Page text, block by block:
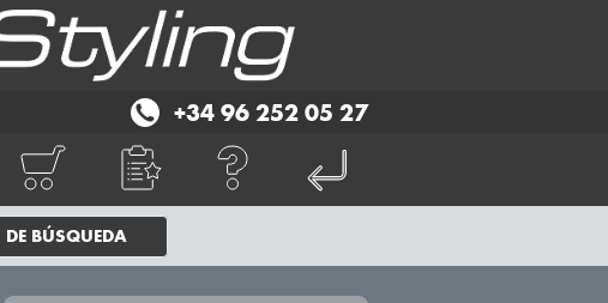
+34 96 252 05 27
DE BÚSQUEDA